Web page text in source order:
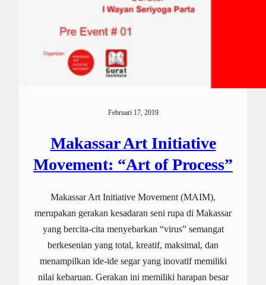
Februari 17, 2019
Makassar Art Initiative
Movement: “Art of Process”
Makassar Art Initiative Movement (MAIM),
merupakan gerakan kesadaran seni rupa di Makassar
yang bercita-cita menyebarkan “virus” semangat
berkesenian yang total, kreatif, maksimal, dan
menampilkan ide-ide segar yang inovatif memiliki
nilai kebaruan. Gerakan ini memiliki harapan besar